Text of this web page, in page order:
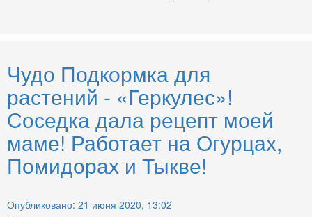
Чудо Подкормка для
растений - «Геркулес»!
Соседка дала рецепт моей
маме! Работает на Огурцах,
Помидорах и Тыкве!
Опубликовано: 21 июня 2020, 13:02